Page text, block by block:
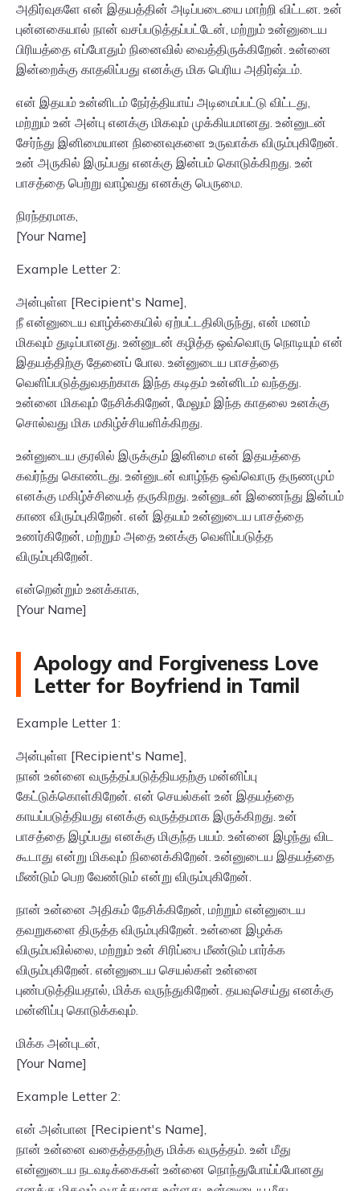
அதிர்வுகளே என் இதயத்தின் அடிப்படையை மாற்றி விட்டன. உன்
புன்னகையால் நான் வசப்படுத்தப்பட்டேன், மற்றும் உன்னுடைய
பிரியத்தை எப்போதும் நினைவில் வைத்திருக்கிறேன். உன்னை
இன்றைக்கு காதலிப்பது எனக்கு மிக பெரிய அதிர்ஷ்டம்.
என் இதயம் உன்னிடம் நேர்த்தியாய் அடிமைப்பட்டு விட்டது,
மற்றும் உன் அன்பு எனக்கு மிகவும் முக்கியமானது. உன்னுடன்
சேர்ந்து இனிமையான நினைவுகளை உருவாக்க விரும்புகிறேன்.
உன் அருகில் இருப்பது எனக்கு இன்பம் கொடுக்கிறது. உன்
பாசத்தை பெற்று வாழ்வது எனக்கு பெருமை.
நிரந்தரமாக,
[Your Name]
Example Letter 2:
அன்புள்ள [Recipient's Name],
நீ என்னுடைய வாழ்க்கையில் ஏற்பட்டதிலிருந்து, என் மனம்
மிகவும் துடிப்பானது. உன்னுடன் கழித்த ஒவ்வொரு நொடியும் என்
இதயத்திற்கு தேனைப் போல. உன்னுடைய பாசத்தை
வெளிப்படுத்துவதற்காக இந்த கடிதம் உன்னிடம் வந்தது.
உன்னை மிகவும் நேசிக்கிறேன், மேலும் இந்த காதலை உனக்கு
சொல்வது மிக மகிழ்ச்சியளிக்கிறது.
உன்னுடைய குரலில் இருக்கும் இனிமை என் இதயத்தை
கவர்ந்து கொண்டது. உன்னுடன் வாழ்ந்த ஒவ்வொரு தருணமும்
எனக்கு மகிழ்ச்சியைத் தருகிறது. உன்னுடன் இணைந்து இன்பம்
காண விரும்புகிறேன். என் இதயம் உன்னுடைய பாசத்தை
உணர்கிறேன், மற்றும் அதை உனக்கு வெளிப்படுத்த
விரும்புகிறேன்.
என்றென்றும் உனக்காக,
[Your Name]
Apology and Forgiveness Love
Letter for Boyfriend in Tamil
Example Letter 1:
அன்புள்ள [Recipient's Name],
நான் உன்னை வருத்தப்படுத்தியதற்கு மன்னிப்பு
கேட்டுக்கொள்கிறேன். என் செயல்கள் உன் இதயத்தை
காயப்படுத்தியது எனக்கு வருத்தமாக இருக்கிறது. உன்
பாசத்தை இழப்பது எனக்கு மிகுந்த பயம். உன்னை இழந்து விட
கூடாது என்று மிகவும் நினைக்கிறேன். உன்னுடைய இதயத்தை
மீண்டும் பெற வேண்டும் என்று விரும்புகிறேன்.
நான் உன்னை அதிகம் நேசிக்கிறேன், மற்றும் என்னுடைய
தவறுகளை திருத்த விரும்புகிறேன். உன்னை இழக்க
விரும்பவில்லை, மற்றும் உன் சிரிப்பை மீண்டும் பார்க்க
விரும்புகிறேன். என்னுடைய செயல்கள் உன்னை
புண்படுத்தியதால், மிக்க வருந்துகிறேன். தயவுசெய்து எனக்கு
மன்னிப்பு கொடுக்கவும்.
மிக்க அன்புடன்,
[Your Name]
Example Letter 2:
என் அன்பான [Recipient's Name],
நான் உன்னை வதைத்ததற்கு மிக்க வருத்தம். உன் மீது
என்னுடைய நடவடிக்கைகள் உன்னை நொந்துபோய்ப்போனது